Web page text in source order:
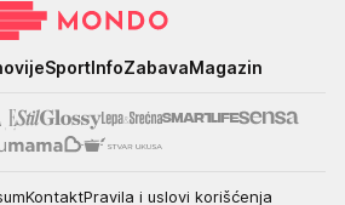
SportInfoZabavaMagazin
KontaktPravila i uslovi korišćenja